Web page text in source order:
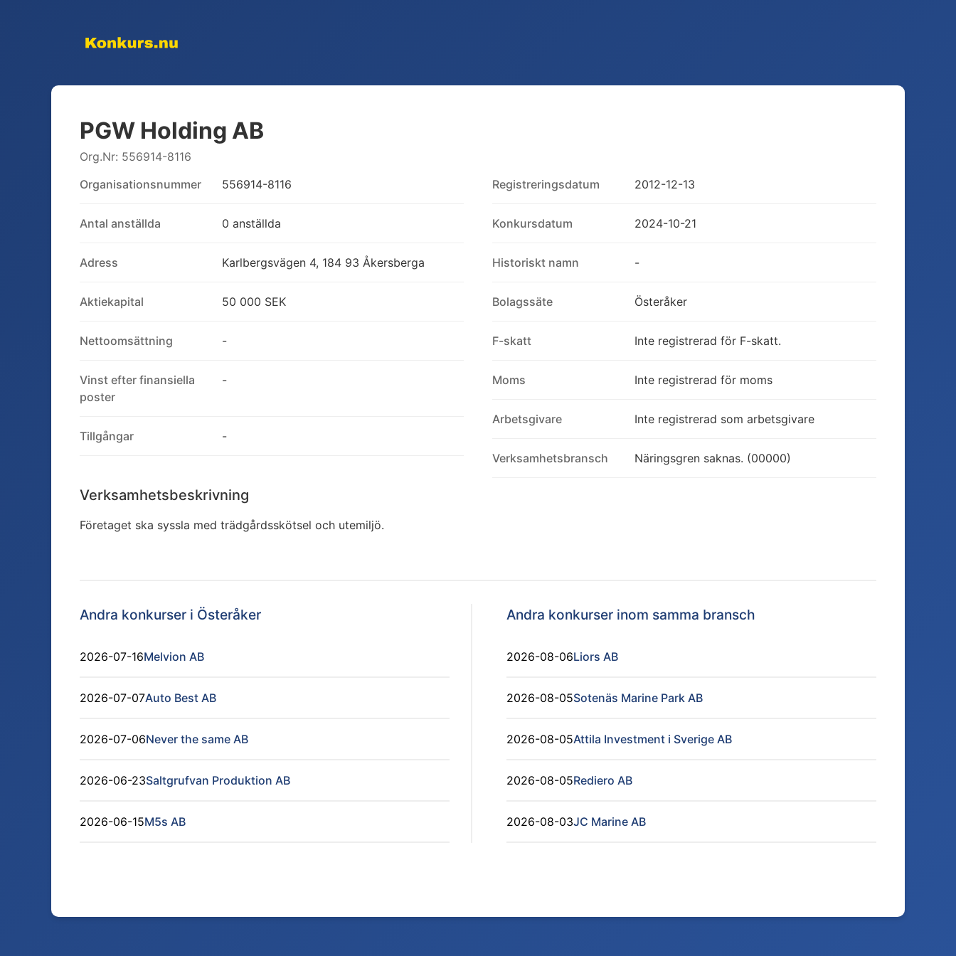
PGW Holding AB
Org.Nr: 556914-8116
Organisationsnummer
556914-8116
Antal anställda 0 anställda
Adress Karlbergsvägen 4, 184 93 Åkersberga
Aktiekapital 50 000 SEK
Nettoomsättning -
Vinst efter finansiella
poster
-
Tillgångar -
Verksamhetsbeskrivning
Företaget ska syssla med trädgårdsskötsel och utemiljö.
Registreringsdatum 2012-12-13
Konkursdatum 2024-10-21
Historiskt namn -
Bolagssäte Österåker
F-skatt Inte registrerad för F-skatt.
Moms Inte registrerad för moms
Arbetsgivare Inte registrerad som arbetsgivare
Verksamhetsbransch Näringsgren saknas. (00000)
Andra konkurser i Österåker
2026-07-16Melvion AB
2026-07-07Auto Best AB
2026-07-06Never the same AB
2026-06-23Saltgrufvan Produktion AB
2026-06-15M5s AB
Andra konkurser inom samma bransch
2026-08-06Liors AB
2026-08-05Sotenäs Marine Park AB
2026-08-05Attila Investment i Sverige AB
2026-08-05Rediero AB
2026-08-03JC Marine AB